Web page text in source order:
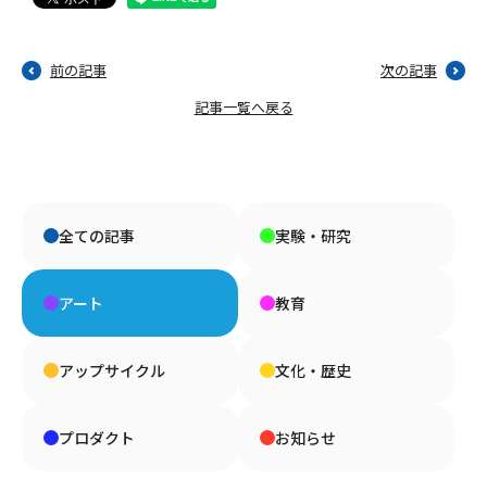
前の記事
記事一覧へ戻る
次の記事
全ての記事 実験・研究
アート 教育
アップサイクル 文化・歴史
プロダクト お知らせ